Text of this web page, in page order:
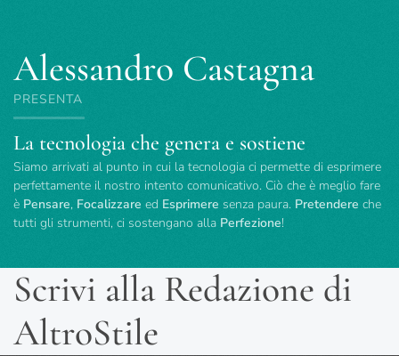
Alessandro Castagna
PRESENTA
La tecnologia che genera e sostiene
Siamo arrivati al punto in cui la tecnologia ci permette di esprimere
perfettamente il nostro intento comunicativo. Ciò che è meglio fare
è Pensare, Focalizzare ed Esprimere senza paura. Pretendere che
tutti gli strumenti, ci sostengano alla Perfezione!
Scrivi alla Redazione di
AltroStile